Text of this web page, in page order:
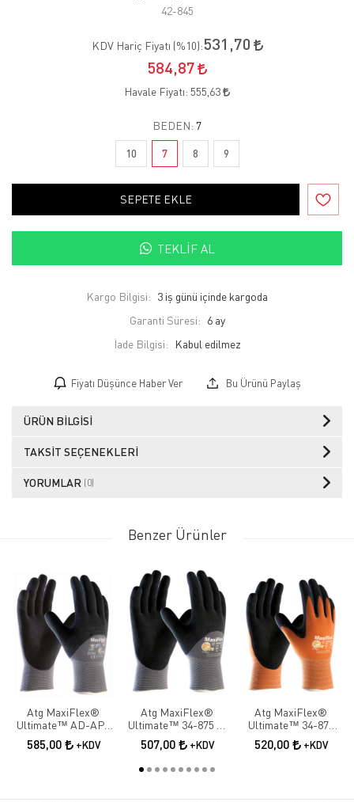
42-845
KDV Hariç Fiyatı (%10):531,70
584,87
Havale Fiyatı: 555,63
BEDEN: 7
10 7 8 9
SEPETE EKLE
TEKLIF AL
Kargo Bilgisi: 3 iş günü içinde kargoda
Garanti Süresi: 6 ay
İade Bilgisi:
Fiyatı Düşünce Haber Ver Bu Ürünü Paylaş
ÜRÜN BILGISI
TAKSIT SEÇENEKLERI
YORUMLAR (0)
Benzer Ürünler
Atg MaxiFlex®
Ultimate™ AD-APT
42-875 ¾ Dipped İş
Eldiveni
585,00 +KDV
Atg MaxiFlex®
Ultimate™ 34-875 ¾
Dipped İş Eldiveni
507,00 +KDV
Atg MaxiFlex®
Ultimate™ 34-878
Palm İş Eldiveni
520,00 +KDV